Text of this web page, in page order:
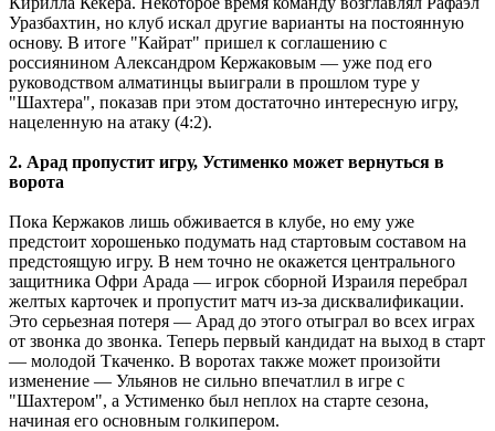
Уразбахтин, но клуб искал другие варианты на постоянную
основу. В итоге "Кайрат" пришел к соглашению с
россиянином Александром Кержаковым ― уже под его
руководством алматинцы выиграли в прошлом туре у
"Шахтера", показав при этом достаточно интересную игру,
нацеленную на атаку (4:2).
2. Арад пропустит игру, Устименко может вернуться в
ворота
Пока Кержаков лишь обживается в клубе, но ему уже
предстоит хорошенько подумать над стартовым составом на
предстоящую игру. В нем точно не окажется центрального
защитника Офри Арада ― игрок сборной Израиля перебрал
желтых карточек и пропустит матч из-за дисквалификации.
Это серьезная потеря ― Арад до этого отыграл во всех играх
от звонка до звонка. Теперь первый кандидат на выход в старт
― молодой Ткаченко. В воротах также может произойти
изменение ― Ульянов не сильно впечатлил в игре с
"Шахтером", а Устименко был неплох на старте сезона,
начиная его основным голкипером.